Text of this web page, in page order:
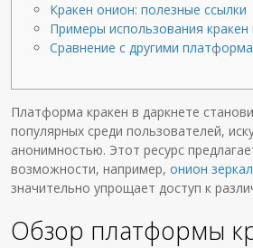
Кракен онион: полезные ссылки
Примеры использования кракен
Сравнение с другими
Платформа кракен в даркнете
популярных среди пользователей,
анонимностью. Этот ресурс
возможности, например,онион
значительно упрощает доступ к
Обзор платформы